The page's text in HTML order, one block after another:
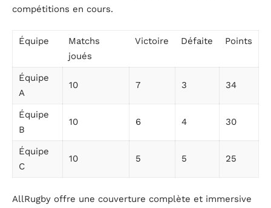
compétitions en cours.
Équipe
Matchs
joués
Victoire Défaite Points
Équipe
A
10 7 3 34
Équipe
B
10 6 4 30
Équipe
C
10 5 5 25
AllRugby offre une couverture complète et immersive